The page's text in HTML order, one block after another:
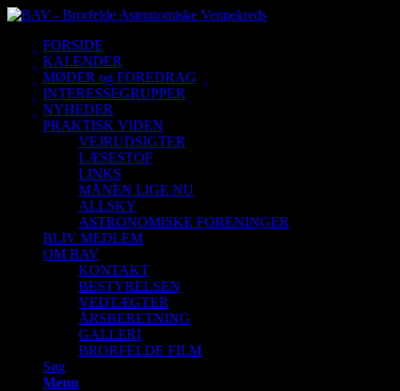
FORSIDE
KALENDER
MØDER og FOREDRAG
INTERESSEGRUPPER
NYHEDER
PRAKTISK VIDEN
VEJRUDSIGTER
LÆSESTOF
LINKS
MÅNEN LIGE NU
ALLSKY
ASTRONOMISKE FORENINGER
BLIV MEDLEM
OM BAV
KONTAKT
BESTYRELSEN
VEDTÆGTER
ÅRSBERETNING
GALLERI
BRORFELDE FILM
Søg
Menu